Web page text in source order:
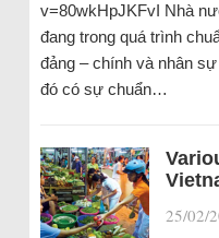
v=80wkHpJKFvI Nhà
đang trong quá trình
đảng – chính và nhân
đó có sự chuẩn…
25/02/